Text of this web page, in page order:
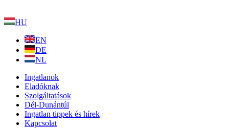
HU
EN
DE
NL
Ingatlanok
Eladóknak
Szolgáltatások
Dél-Dunántúl
Ingatlan tippek és hírek
Kapcsolat